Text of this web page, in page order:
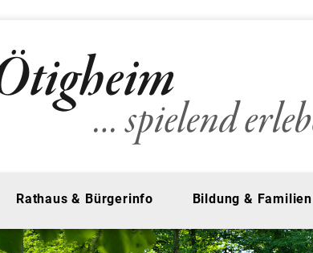
Rathaus & Bürgerinfo Bildung & Familien